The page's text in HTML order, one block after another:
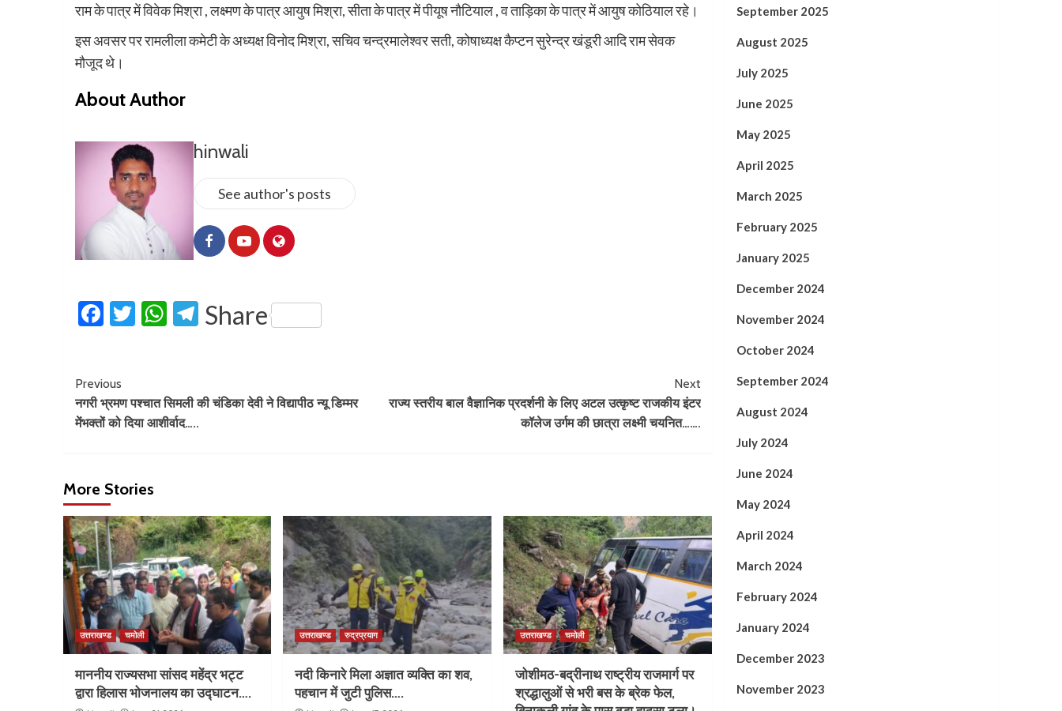
राम के पात्र में विवेक मिश्रा , लक्ष्मण के पात्र आयुष मिश्रा, सीता के पात्र में पीयूष नौटियाल , व ताड़िका के पात्र में आयुष कोठियाल रहे।
इस अवसर पर रामलीला कमेटी के अध्यक्ष विनोद मिश्रा, सचिव चन्द्रमालेश्वर सती, कोषाध्यक्ष कैप्टन सुरेन्द्र खंडूरी आदि राम सेवक
मौजूद थे।
About Author
hinwali
See author's posts
Facebook
Twitter
WhatsApp
Telegram
Share
Previous
नगरी भ्रमण पश्चात सिमली की चंडिका देवी ने विद्यापीठ न्यू डिम्मर
मेंभक्तों को दिया आशीर्वाद…..
Next
राज्य स्तरीय बाल वैज्ञानिक प्रदर्शनी के लिए अटल उत्कृष्ट राजकीय इंटर
कॉलेज उर्गम की छात्रा लक्ष्मी चयनित…….
More Stories
उत्तराखण्ड चमोली
माननीय राज्यसभा सांसद महेंद्र भट्ट
द्वारा हिलास भोजनालय का उद्घाटन….
उत्तराखण्ड रुद्रप्रयाग
नदी किनारे मिला अज्ञात व्यक्ति का शव,
पहचान में जुटी पुलिस….
उत्तराखण्ड चमोली
जोशीमठ-बद्रीनाथ राष्ट्रीय राजमार्ग पर
श्रद्धालुओं से भरी बस के ब्रेक फेल,
September 2025
August 2025
July 2025
June 2025
May 2025
April 2025
March 2025
February 2025
January 2025
December 2024
November 2024
October 2024
September 2024
August 2024
July 2024
June 2024
May 2024
April 2024
March 2024
February 2024
January 2024
December 2023
November 2023